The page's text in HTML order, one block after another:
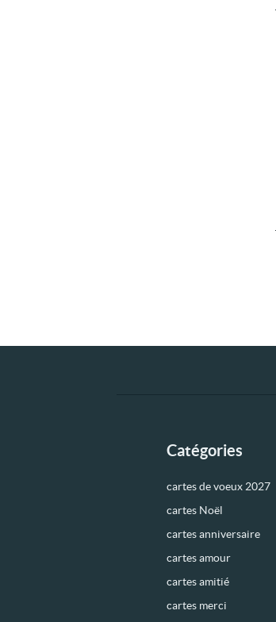
Catégories
cartes de voeux 2027
cartes Noël
cartes anniversaire
cartes amour
cartes amitié
cartes merci